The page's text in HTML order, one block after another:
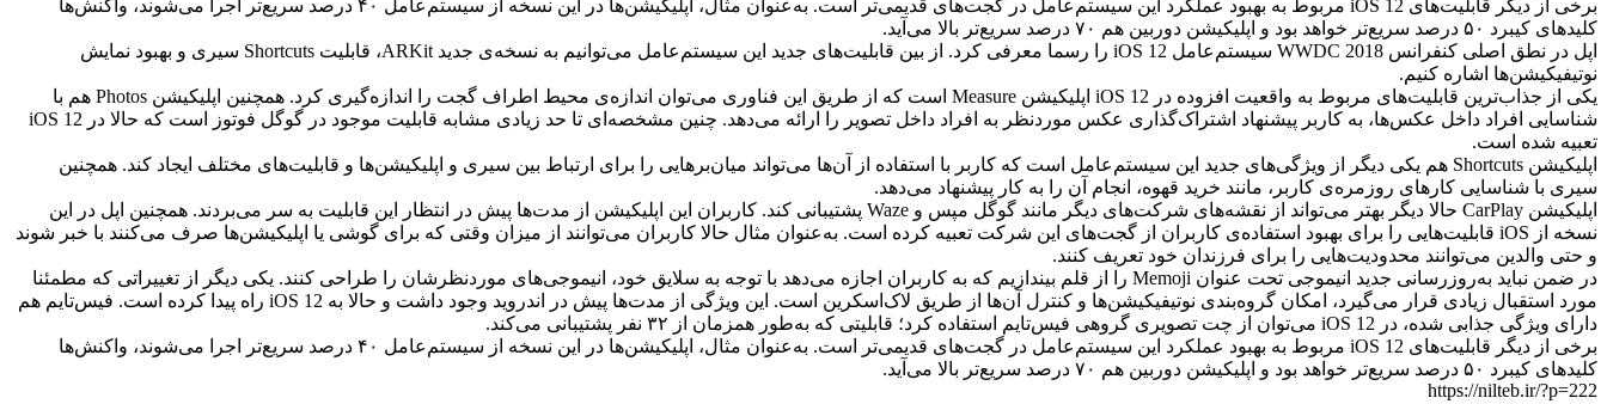
برخی از دیگر قابلیت‌های iOS 12 مربوط به بهبود عملکرد این سیستم‌عامل در گجت‌های قدیمی‌تر است. به‌عنوان مثال، اپلیکیشن‌ها در این نسخه از سیستم‌عامل ۴۰ درصد سریع‌تر اجرا می‌شوند، واکنش‌ها
کلیدهای کیبرد ۵۰ درصد سریع‌تر خواهد بود و اپلیکیشن دوربین هم ۷۰ درصد سریع‌تر بالا می‌آید.
اپل در نطق اصلی کنفرانس WWDC 2018 سیستم‌عامل iOS 12 را رسما معرفی کرد. از بین قابلیت‌های جدید این سیستم‌عامل می‌توانیم به نسخه‌ی جدید ARKit، قابلیت Shortcuts سیری و بهبود نمایش
نوتیفیکیشن‌ها اشاره کنیم.
یکی از جذاب‌ترین قابلیت‌های مربوط به واقعیت افزوده در iOS 12 اپلیکیشن Measure است که از طریق این فناوری می‌توان اندازه‌ی محیط اطراف گجت را اندازه‌گیری کرد. همچنین اپلیکیشن Photos هم با
شناسایی افراد داخل عکس‌ها، به کاربر پیشنهاد اشتراک‌گذاری عکس موردنظر به افراد داخل تصویر را ارائه می‌دهد. چنین مشخصه‌ای تا حد زیادی مشابه قابلیت موجود در گوگل فوتوز است که حالا در iOS 12
تعبیه شده است.
اپلیکیشن Shortcuts هم یکی دیگر از ویژگی‌های جدید این سیستم‌عامل است که کاربر با استفاده از آن‌ها می‌تواند میان‌برهایی را برای ارتباط بین سیری و اپلیکیشن‌ها و قابلیت‌های مختلف ایجاد کند. همچنین
سیری با شناسایی کارهای روزمره‌ی کاربر، مانند خرید قهوه، انجام آن را به کار پیشنهاد می‌دهد.
اپلیکیشن CarPlay حالا دیگر بهتر می‌تواند از نقشه‌های شرکت‌های دیگر مانند گوگل مپس و Waze پشتیبانی کند. کاربران این اپلیکیشن از مدت‌ها پیش در انتظار این قابلیت به سر می‌بردند. همچنین اپل در این
نسخه از iOS قابلیت‌هایی را برای بهبود استفاده‌ی کاربران از گجت‌های این شرکت تعبیه کرده است. به‌عنوان مثال حالا کاربران می‌توانند از میزان وقتی که برای گوشی یا اپلیکیشن‌ها صرف می‌کنند با خبر شوند
و حتی والدین می‌توانند محدودیت‌هایی را برای فرزندان خود تعریف کنند.
در ضمن نباید به‌روزرسانی جدید انیموجی تحت عنوان Memoji را از قلم بیندازیم که به کاربران اجازه می‌دهد با توجه به سلایق خود، انیموجی‌های موردنظرشان را طراحی کنند. یکی دیگر از تغییراتی که مطمئنا
مورد استقبال زیادی قرار می‌گیرد، امکان گروه‌بندی نوتیفیکیشن‌ها و کنترل آن‌ها از طریق لاک‌اسکرین است. این ویژگی از مدت‌ها پیش در اندروید وجود داشت و حالا به iOS 12 راه پیدا کرده است. فیس‌تایم هم
دارای ویژگی جذابی شده، در iOS 12 می‌توان از چت تصویری گروهی فیس‌تایم استفاده کرد؛ قابلیتی که به‌طور همزمان از ۳۲ نفر پشتیبانی می‌کند.
برخی از دیگر قابلیت‌های iOS 12 مربوط به بهبود عملکرد این سیستم‌عامل در گجت‌های قدیمی‌تر است. به‌عنوان مثال، اپلیکیشن‌ها در این نسخه از سیستم‌عامل ۴۰ درصد سریع‌تر اجرا می‌شوند، واکنش‌ها
کلیدهای کیبرد ۵۰ درصد سریع‌تر خواهد بود و اپلیکیشن دوربین هم ۷۰ درصد سریع‌تر بالا می‌آید.
https://nilteb.ir/?p=222